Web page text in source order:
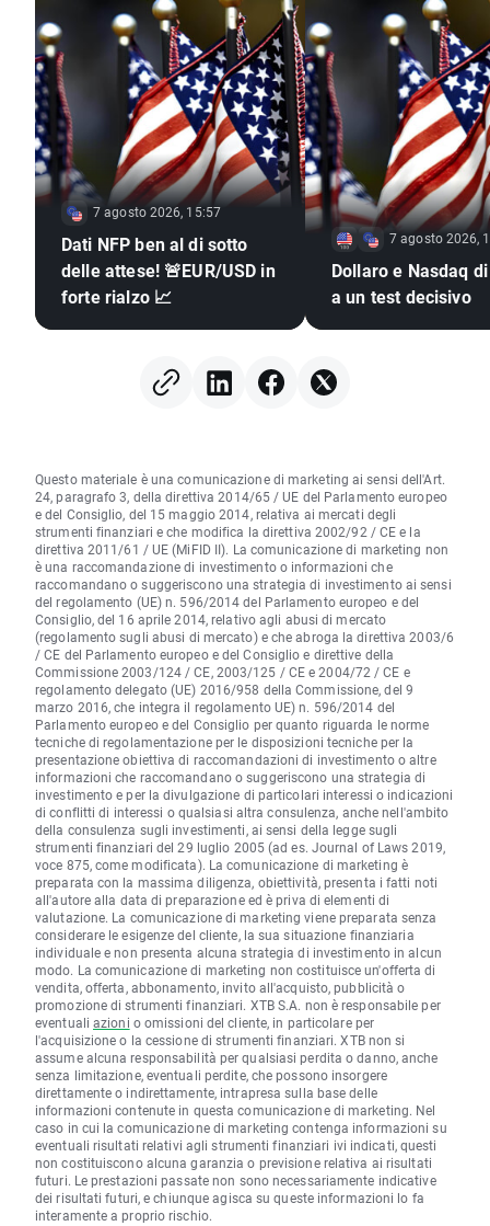
7 agosto 2026, 15:57
Dati NFP ben al di sotto
delle attese! 🚨EUR/USD in
forte rialzo 📈
7 agosto 2026,
Dollaro e Nasdaq
a un test decisivo
Questo materiale è una comunicazione di marketing ai sensi dell'Art.
24, paragrafo 3, della direttiva 2014/65 / UE del Parlamento europeo
e del Consiglio, del 15 maggio 2014, relativa ai mercati degli
strumenti finanziari e che modifica la direttiva 2002/92 / CE e la
direttiva 2011/61 / UE (MiFID II). La comunicazione di marketing non
è una raccomandazione di investimento o informazioni che
raccomandano o suggeriscono una strategia di investimento ai sensi
del regolamento (UE) n. 596/2014 del Parlamento europeo e del
Consiglio, del 16 aprile 2014, relativo agli abusi di mercato
(regolamento sugli abusi di mercato) e che abroga la direttiva 2003/6
/ CE del Parlamento europeo e del Consiglio e direttive della
Commissione 2003/124 / CE, 2003/125 / CE e 2004/72 / CE e
regolamento delegato (UE) 2016/958 della Commissione, del 9
marzo 2016, che integra il regolamento UE) n. 596/2014 del
Parlamento europeo e del Consiglio per quanto riguarda le norme
tecniche di regolamentazione per le disposizioni tecniche per la
presentazione obiettiva di raccomandazioni di investimento o altre
informazioni che raccomandano o suggeriscono una strategia di
investimento e per la divulgazione di particolari interessi o indicazioni
di conflitti di interessi o qualsiasi altra consulenza, anche nell'ambito
della consulenza sugli investimenti, ai sensi della legge sugli
strumenti finanziari del 29 luglio 2005 (ad es. Journal of Laws 2019,
voce 875, come modificata). La comunicazione di marketing è
preparata con la massima diligenza, obiettività, presenta i fatti noti
all'autore alla data di preparazione ed è priva di elementi di
valutazione. La comunicazione di marketing viene preparata senza
considerare le esigenze del cliente, la sua situazione finanziaria
individuale e non presenta alcuna strategia di investimento in alcun
modo. La comunicazione di marketing non costituisce un'offerta di
vendita, offerta, abbonamento, invito all'acquisto, pubblicità o
promozione di strumenti finanziari. XTB S.A. non è responsabile per
eventuali azioni o omissioni del cliente, in particolare per
l'acquisizione o la cessione di strumenti finanziari. XTB non si
assume alcuna responsabilità per qualsiasi perdita o danno, anche
senza limitazione, eventuali perdite, che possono insorgere
direttamente o indirettamente, intrapresa sulla base delle
informazioni contenute in questa comunicazione di marketing. Nel
caso in cui la comunicazione di marketing contenga informazioni su
eventuali risultati relativi agli strumenti finanziari ivi indicati, questi
non costituiscono alcuna garanzia o previsione relativa ai risultati
futuri. Le prestazioni passate non sono necessariamente indicative
dei risultati futuri, e chiunque agisca su queste informazioni lo fa
interamente a proprio rischio.